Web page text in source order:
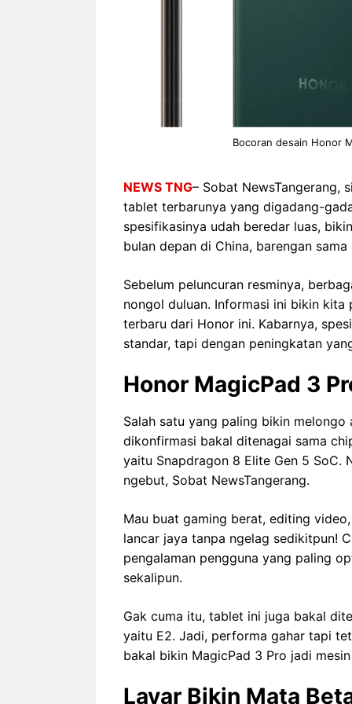
Bocoran desain Honor
NEWS TNG– Sobat NewsTangerang,
tablet terbarunya yang digadang-
spesifikasinya udah beredar luas,
bulan depan di China, barengan
Sebelum peluncuran resminya,
nongol duluan. Informasi ini bikin kita
terbaru dari Honor ini. Kabarnya,
standar, tapi dengan peningkatan
Honor MagicPad 3
Salah satu yang paling bikin
dikonfirmasi bakal ditenagai sama
yaitu Snapdragon 8 Elite Gen 5 SoC.
ngebut, Sobat NewsTangerang.
Mau buat gaming berat, editing
lancar jaya tanpa ngelag sedikitpun!
pengalaman pengguna yang paling
sekalipun.
Gak cuma itu, tablet ini juga bakal
yaitu E2. Jadi, performa gahar tapi
bakal bikin MagicPad 3 Pro jadi
Layar Bikin Mata